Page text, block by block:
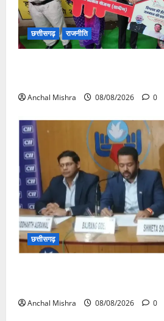
छत्तीसगढ़ राजनीति
Anchal Mishra 08/08/2026 0
छत्तीसगढ़
Anchal Mishra 08/08/2026 0